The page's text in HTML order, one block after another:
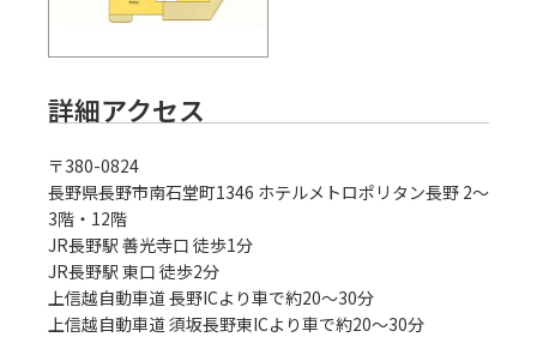
詳細アクセス
〒380-0824
長野県長野市南石堂町1346 ホテルメトロポリタン長野 2～
3階・12階
JR長野駅 善光寺口 徒歩1分
JR長野駅 東口 徒歩2分
上信越自動車道 長野ICより車で約20～30分
上信越自動車道 須坂長野東ICより車で約20～30分